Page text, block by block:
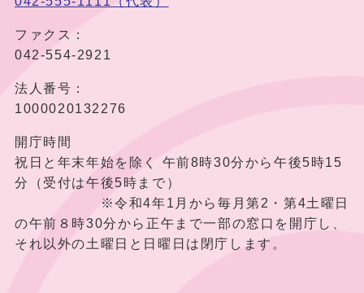
ファクス：
042-554-2921
法人番号：
1000020132276
開庁時間
祝日と年末年始を除く 午前8時30分から午後5時15
分（受付は午後5時まで）
※令和4年1月から毎月第2・第4土曜日
の午前８時30分から正午まで一部の窓口を開庁し、
それ以外の土曜日と日曜日は閉庁します。